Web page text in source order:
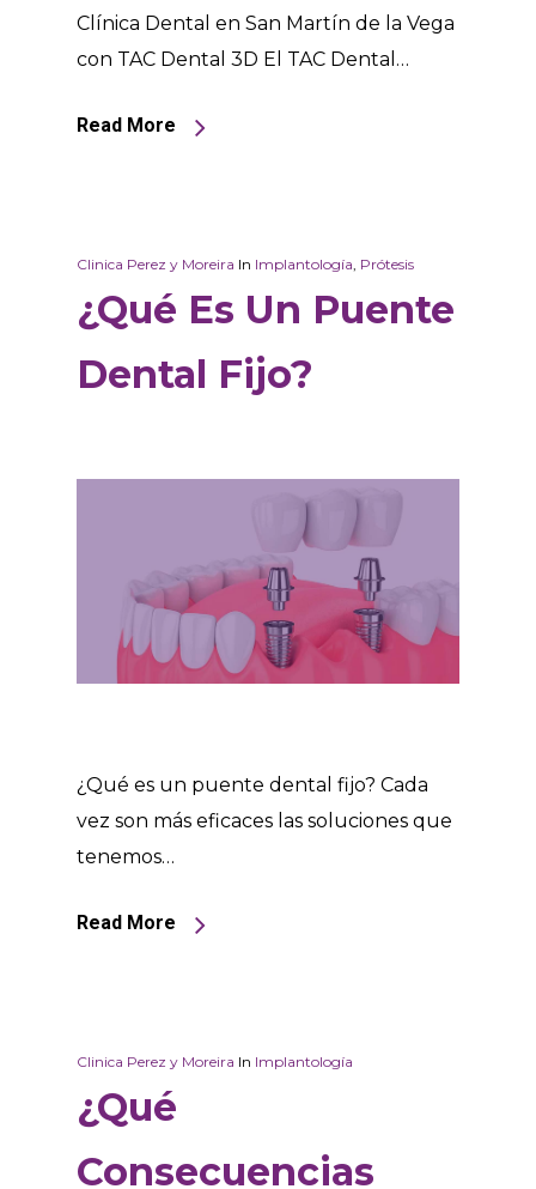
Clínica Dental en San Martín de la Vega
con TAC Dental 3D El TAC Dental…
Read More
Clinica Perez y Moreira In Implantología, Prótesis
¿Qué Es Un Puente
Dental Fijo?
¿Qué es un puente dental fijo? Cada
vez son más eficaces las soluciones que
tenemos…
Read More
Clinica Perez y Moreira In Implantología
¿Qué
Consecuencias